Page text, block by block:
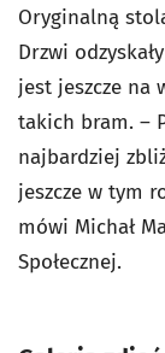
Oryginalną
Drzwi
jest jeszcze na
takich bram. –
najbardziej
jeszcze w tym
mówi Michał
Społecznej.